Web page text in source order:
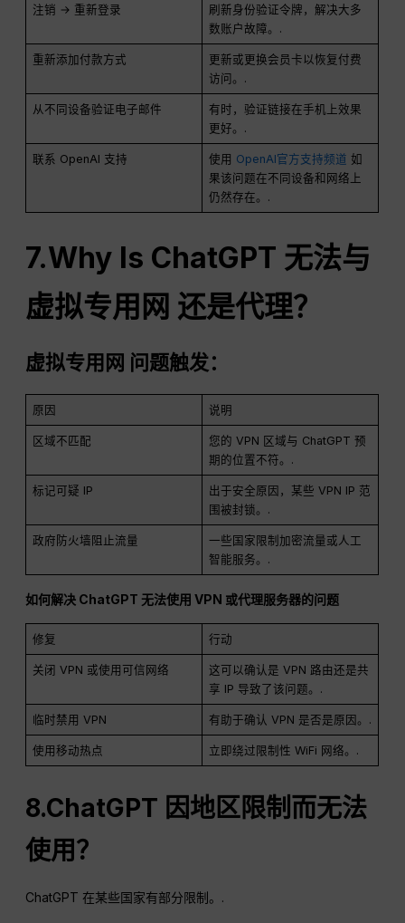
注销 → 重新登录
刷新身份验证令牌，解决大多
数账户故障。.
重新添加付款方式
更新或更换会员卡以恢复付费
访问。.
从不同设备验证电子邮件
有时，验证链接在手机上效果
更好。.
联系 OpenAI 支持 使用 OpenAI官方支持频道 如
果该问题在不同设备和网络上
仍然存在。.
7.Why Is ChatGPT 无法与
虚拟专用网 还是代理？
虚拟专用网 问题触发：
原因 说明
区域不匹配
您的 VPN 区域与 ChatGPT 预
期的位置不符。.
标记可疑 IP
出于安全原因，某些 VPN IP 范
围被封锁。.
政府防火墙阻止流量
一些国家限制加密流量或人工
智能服务。.
如何解决 ChatGPT 无法使用 VPN 或代理服务器的问题
修复 行动
关闭 VPN 或使用可信网络
这可以确认是 VPN 路由还是共
享 IP 导致了该问题。.
临时禁用 VPN 有助于确认 VPN 是否是原因。.
使用移动热点 立即绕过限制性 WiFi 网络。.
8.ChatGPT 因地区限制而无法
使用？
ChatGPT 在某些国家有部分限制。.